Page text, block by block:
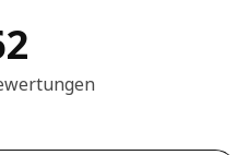
5 Sterne Alle Bewertungen: 62